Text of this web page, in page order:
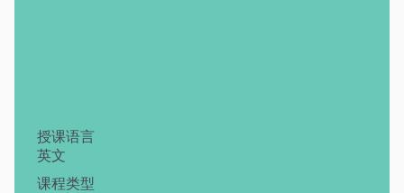
授课语言
英文
课程类型